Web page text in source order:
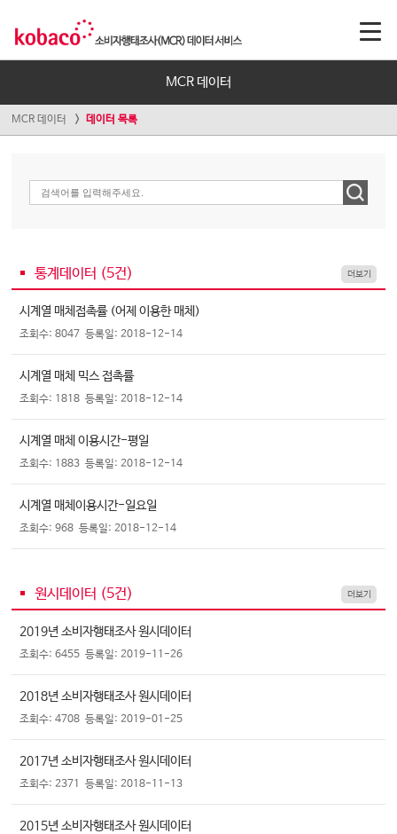
MCR 데이터
MCR 데이터 데이터 목록
통계데이터 (5건) 더보기
시계열 매체접촉률 (어제 이용한 매체)
조회수: 8047 등록일: 2018-12-14
시계열 매체 믹스 접촉률
조회수: 1818 등록일: 2018-12-14
시계열 매체 이용시간-평일
조회수: 1883 등록일: 2018-12-14
시계열 매체이용시간-일요일
조회수: 968 등록일: 2018-12-14
원시데이터 (5건) 더보기
2019년 소비자행태조사 원시데이터
조회수: 6455 등록일: 2019-11-26
2018년 소비자행태조사 원시데이터
조회수: 4708 등록일: 2019-01-25
2017년 소비자행태조사 원시데이터
조회수: 2371 등록일: 2018-11-13
2015년 소비자행태조사 원시데이터